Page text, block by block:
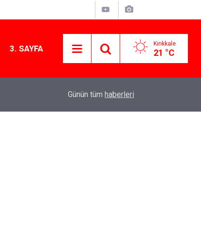
3. SAYFA Kırıkkale
21 °C
Kırıkkale'de altın fiyatları ne kadar? 7 Ağustos
Günün tüm haberleri